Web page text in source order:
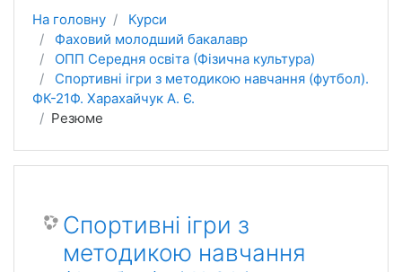
На головну
Курси
Фаховий молодший бакалавр
ОПП Середня освіта (Фізична культура)
Спортивні ігри з методикою навчання (футбол).
ФК-21Ф. Харахайчук А. Є.
Резюме
Спортивні ігри з
методикою навчання